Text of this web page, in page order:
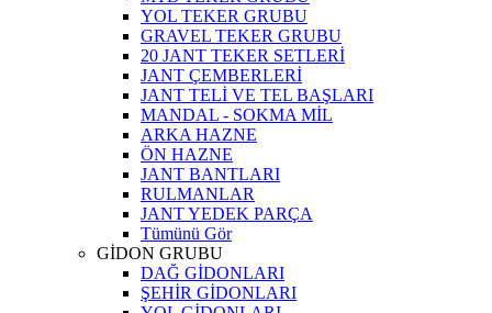
YOL TEKER GRUBU
GRAVEL TEKER GRUBU
20 JANT TEKER SETLERİ
JANT ÇEMBERLERİ
JANT TELİ VE TEL BAŞLARI
MANDAL - SOKMA MİL
ARKA HAZNE
ÖN HAZNE
JANT BANTLARI
RULMANLAR
JANT YEDEK PARÇA
Tümünü Gör
GİDON GRUBU
DAĞ GİDONLARI
ŞEHİR GİDONLARI